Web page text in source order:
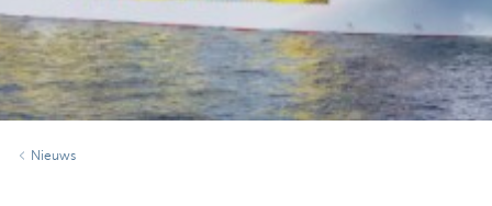
Nieuws